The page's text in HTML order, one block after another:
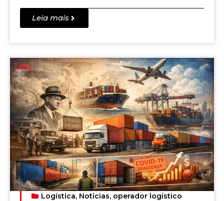
Leia mais
Logística, Notícias, operador logístico